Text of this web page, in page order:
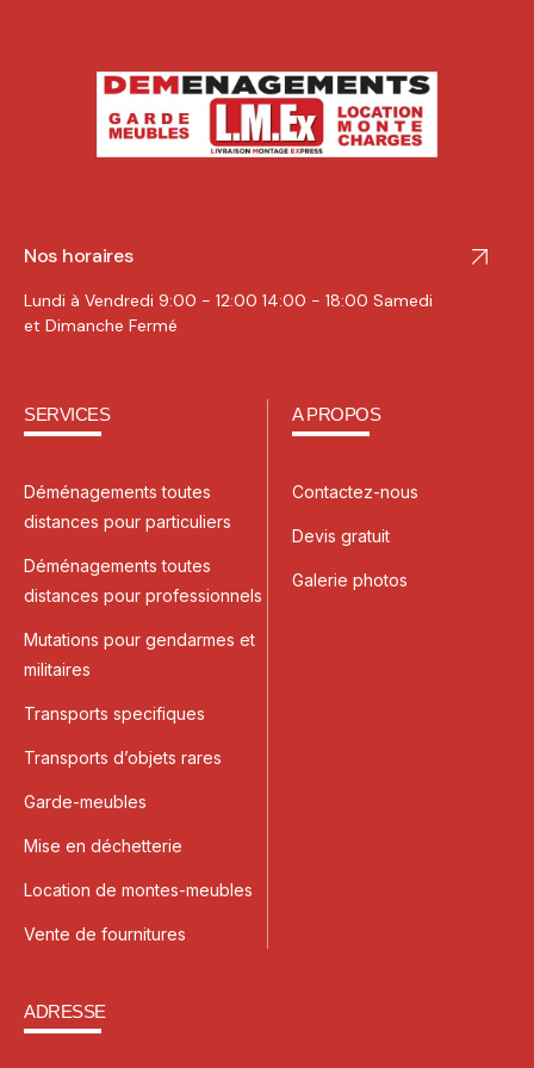
Nos horaires
Lundi à Vendredi 9:00 - 12:00 14:00 - 18:00 Samedi
et Dimanche Fermé
SERVICES
Déménagements toutes
distances pour particuliers
Déménagements toutes
distances pour professionnels
Mutations pour gendarmes et
militaires
Transports specifiques
Transports dʼobjets rares
Garde-meubles
Mise en déchetterie
Location de montes-meubles
Vente de fournitures
A PROPOS
Contactez-nous
Devis gratuit
Galerie photos
ADRESSE